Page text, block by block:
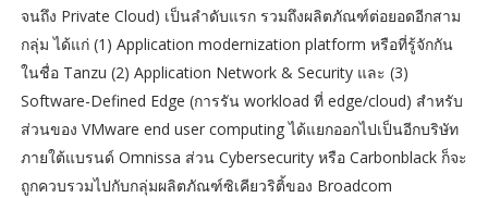
จนถึง Private Cloud) เป็นลำดับแรก รวมถึงผลิตภัณฑ์ต่อยอดอีกสาม
กลุ่ม ได้แก่ (1) Application modernization platform หรือที่รู้จักกัน
ในชื่อ Tanzu (2) Application Network & Security และ (3)
Software-Defined Edge (การรัน workload ที่ edge/cloud) สำหรับ
ส่วนของ VMware end user computing ได้แยกออกไปเป็นอีกบริษัท
ภายใต้แบรนด์ Omnissa ส่วน Cybersecurity หรือ Carbonblack ก็จะ
ถูกควบรวมไปกับกลุ่มผลิตภัณฑ์ซิเคียวริติ้ของ Broadcom